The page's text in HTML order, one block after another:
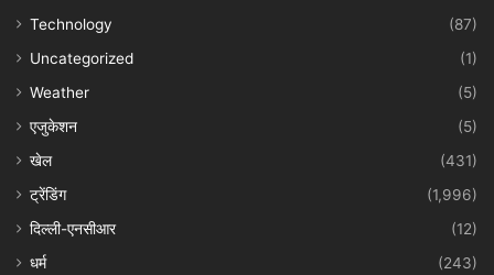
Technology
(87)
Uncategorized
(1)
Weather
(5)
एजुकेशन
(5)
खेल
(431)
ट्रेंडिंग
(1,996)
दिल्ली-एनसीआर
(12)
धर्म
(243)